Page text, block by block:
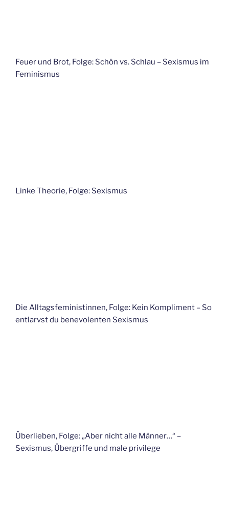
Feuer und Brot, Folge: Schön vs. Schlau – Sexismus im
Feminismus
Linke Theorie, Folge: Sexismus
Die Alltagsfeministinnen, Folge: Kein Kompliment – So
entlarvst du benevolenten Sexismus
Überlieben, Folge: „Aber nicht alle Männer…“ –
Sexismus, Übergriffe und male privilege